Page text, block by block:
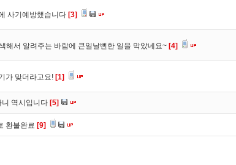
사기예방했습니다 [3]
해서 알려주는 바람에 큰일날뻔한 일을 막았네요~ [4]
가 맞더라고요! [1]
역시입니다 [5]
환불완료 [9]